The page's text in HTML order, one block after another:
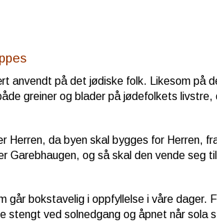
anvendt på det jødiske folk. Likesom på
greiner og blader på jødefolkets
Herren, da byen skal bygges for Herren,
Garebhaugen, og så skal den vende seg
går bokstavelig i oppfyllelse i våre dager.
stengt ved solnedgang og åpnet når sola